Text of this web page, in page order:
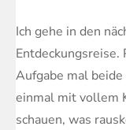
Ich gehe in den
Aufgabe mal
einmal mit vollem
schauen, was